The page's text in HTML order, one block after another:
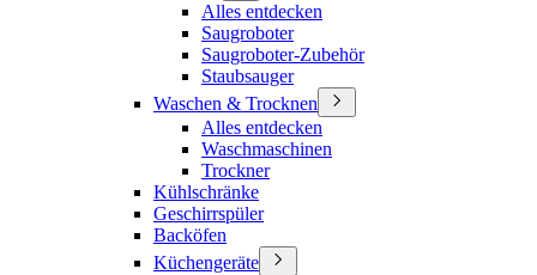
Alles entdecken
Saugroboter
Saugroboter-Zubehör
Staubsauger
Waschen & Trocknen
Alles entdecken
Waschmaschinen
Trockner
Kühlschränke
Geschirrspüler
Backöfen
Küchengeräte